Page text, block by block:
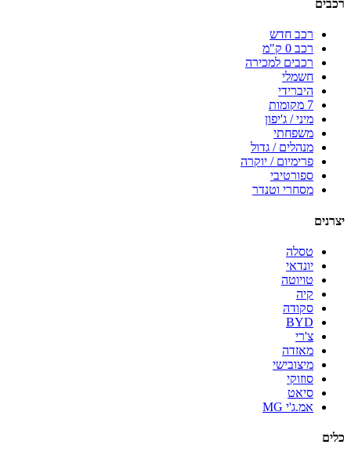
רכבים
רכב חדש
רכב 0 ק"מ
רכבים למכירה
חשמלי
היברידי
7 מקומות
מיני / ג'יפון
משפחתי
מנהלים / גדול
פרימיום / יוקרה
ספורטיבי
מסחרי וטנדר
יצרנים
טסלה
יונדאי
טויוטה
קיה
סקודה
BYD
צ'רי
מאזדה
מיצובישי
סוזוקי
סיאט
אמ.ג'י MG
כלים